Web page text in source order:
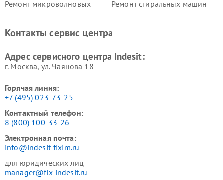
Ремонт микроволновых
Ремонт стиральных машин
Indesit
Indesit
Контакты сервис центра
Адрес сервисного центра Indesit:
г. Москва, ул. Чаянова 18
Горячая линия:
+7 (495) 023-73-25
Контактный телефон:
8 (800) 100-33-26
Электронная почта:
info@indesit-fixim.ru
для юридических лиц
manager@fix-indesit.ru